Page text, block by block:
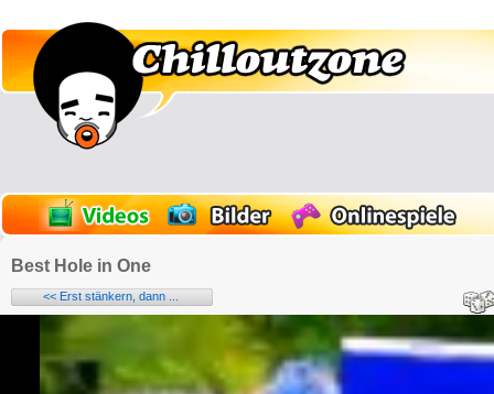
Best Hole in One
<< Erst stänkern, dann ...